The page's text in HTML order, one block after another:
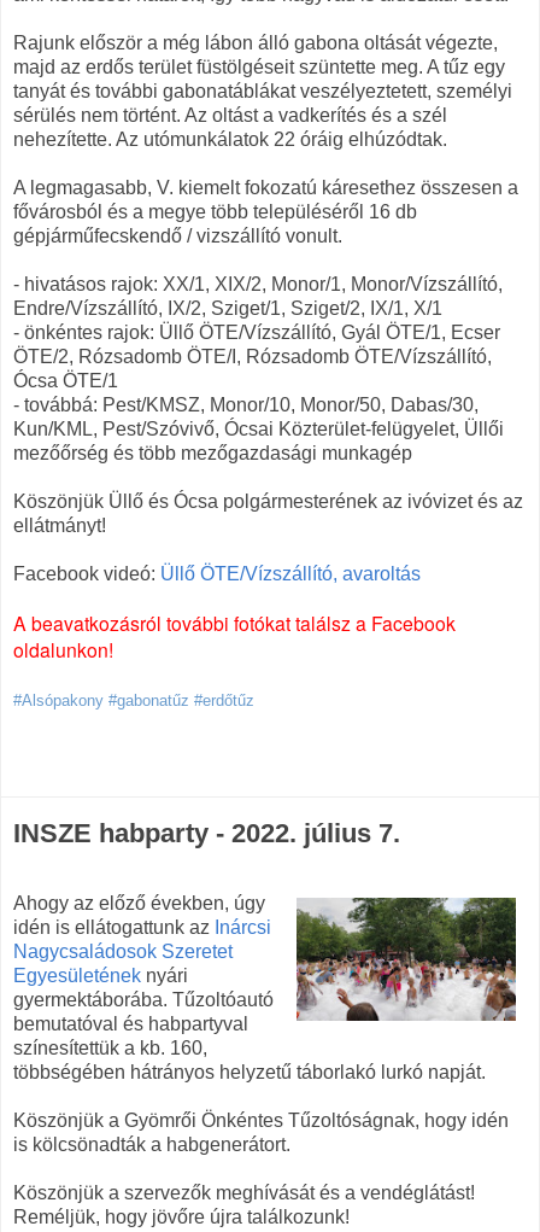
Rajunk először a még lábon álló gabona oltását végezte,
majd az erdős terület füstölgéseit szüntette meg. A tűz egy
tanyát és további gabonatáblákat veszélyeztetett, személyi
sérülés nem történt. Az oltást a vadkerítés és a szél
nehezítette. Az utómunkálatok 22 óráig elhúzódtak.
A legmagasabb, V. kiemelt fokozatú káresethez összesen a
fővárosból és a megye több településéről 16 db
gépjárműfecskendő / vizszállító vonult.
- hivatásos rajok: XX/1, XIX/2, Monor/1, Monor/Vízszállító,
Endre/Vízszállító, IX/2, Sziget/1, Sziget/2, IX/1, X/1
- önkéntes rajok: Üllő ÖTE/Vízszállító, Gyál ÖTE/1, Ecser
ÖTE/2, Rózsadomb ÖTE/I, Rózsadomb ÖTE/Vízszállító,
Ócsa ÖTE/1
- továbbá: Pest/KMSZ, Monor/10, Monor/50, Dabas/30,
Kun/KML, Pest/Szóvivő, Ócsai Közterület-felügyelet, Üllői
mezőőrség és több mezőgazdasági munkagép
Köszönjük Üllő és Ócsa polgármesterének az ivóvizet és az
ellátmányt!
Facebook videó: Üllő ÖTE/Vízszállító, avaroltás
A beavatkozásról további fotókat találsz a Facebook
oldalunkon!
#Alsópakony #gabonatűz #erdőtűz
INSZE habparty - 2022. július 7.
Ahogy az előző években, úgy
idén is ellátogattunk az Inárcsi
Nagycsaládosok Szeretet
Egyesületének nyári
gyermektáborába. Tűzoltóautó
bemutatóval és habpartyval
színesítettük a kb. 160,
többségében hátrányos helyzetű táborlakó lurkó napját.
Köszönjük a Gyömrői Önkéntes Tűzoltóságnak, hogy idén
is kölcsönadták a habgenerátort.
Köszönjük a szervezők meghívását és a vendéglátást!
Reméljük, hogy jövőre újra találkozunk!